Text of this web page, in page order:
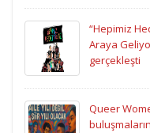
“Hepimiz
Araya
gerçekleşti
Queer